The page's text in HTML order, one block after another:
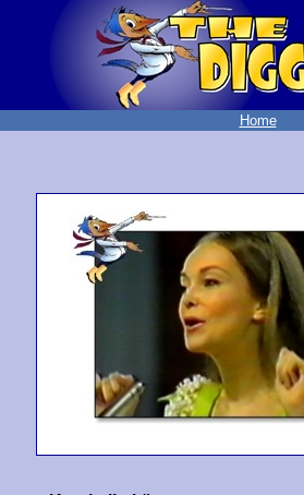
Home